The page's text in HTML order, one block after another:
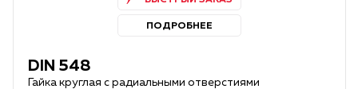
ПОДРОБНЕЕ
DIN 548
Гайка круглая с радиальными отверстиями